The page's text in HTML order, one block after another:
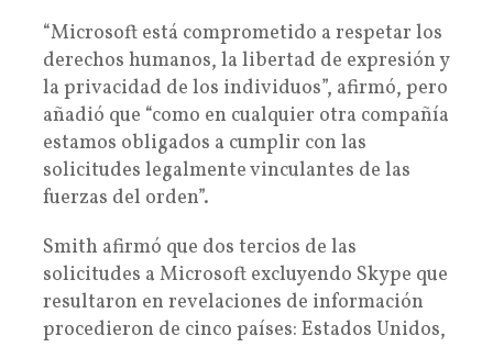
“Microsoft está comprometido a respetar los
derechos humanos, la libertad de expresión y
la privacidad de los individuos”, afirmó, pero
añadió que “como en cualquier otra compañía
estamos obligados a cumplir con las
solicitudes legalmente vinculantes de las
fuerzas del orden”.
Smith afirmó que dos tercios de las
solicitudes a Microsoft excluyendo Skype que
resultaron en revelaciones de información
procedieron de cinco países: Estados Unidos,